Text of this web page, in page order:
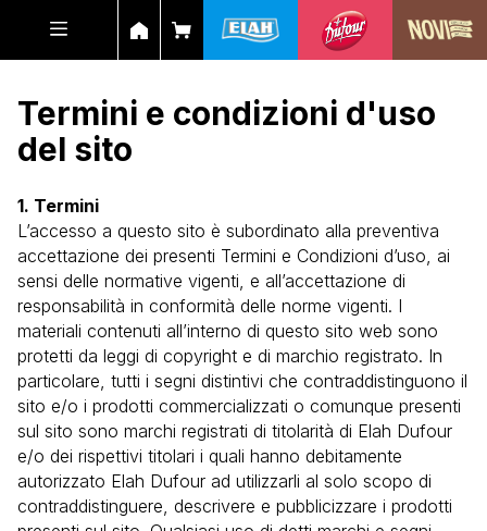
Termini e condizioni d'uso
del sito
1. Termini
L’accesso a questo sito è subordinato alla preventiva
accettazione dei presenti Termini e Condizioni d’uso, ai
sensi delle normative vigenti, e all’accettazione di
responsabilità in conformità delle norme vigenti. I
materiali contenuti all’interno di questo sito web sono
protetti da leggi di copyright e di marchio registrato. In
particolare, tutti i segni distintivi che contraddistinguono il
sito e/o i prodotti commercializzati o comunque presenti
sul sito sono marchi registrati di titolarità di Elah Dufour
e/o dei rispettivi titolari i quali hanno debitamente
autorizzato Elah Dufour ad utilizzarli al solo scopo di
contraddistinguere, descrivere e pubblicizzare i prodotti